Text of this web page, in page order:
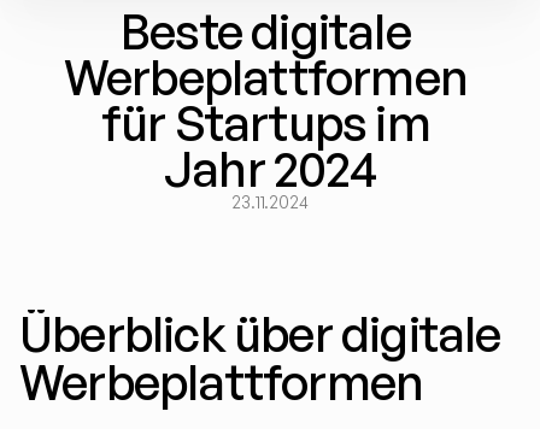
Beste digitale
Werbeplattformen
für Startups im
Jahr 2024
23.11.2024
Überblick über digitale
Werbeplattformen